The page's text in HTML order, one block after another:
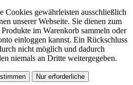
Cookies gewährleisten ausschließlich
unserer Webseite. Sie dienen zum
im Warenkorb sammeln oder
einloggen kannst. Ein Rückschluss
nicht möglich und dadurch
niemals an Dritte weitergegeben.
Nur erforderliche